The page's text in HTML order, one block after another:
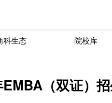
科生态 院校库
（双证）